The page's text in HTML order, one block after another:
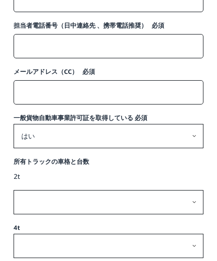
担当者電話番号（日中連絡先 、携帯電話推奨） 必須
メールアドレス（CC） 必須
一般貨物自動車事業許可証を取得している 必須
所有トラックの車格と台数
2t
4t